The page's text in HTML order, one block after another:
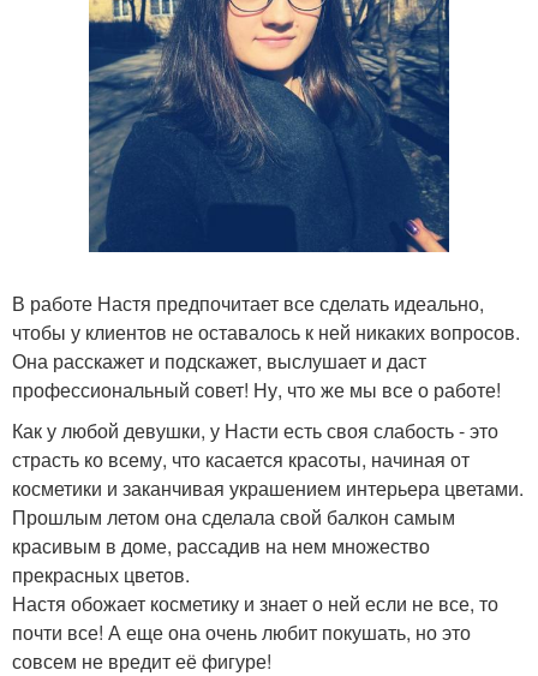
В работе Настя предпочитает все сделать идеально,
чтобы у клиентов не оставалось к ней никаких вопросов.
Она расскажет и подскажет, выслушает и даст
профессиональный совет! Ну, что же мы все о работе!
Как у любой девушки, у Насти есть своя слабость - это
страсть ко всему, что касается красоты, начиная от
косметики и заканчивая украшением интерьера цветами.
Прошлым летом она сделала свой балкон самым
красивым в доме, рассадив на нем множество
прекрасных цветов.
Настя обожает косметику и знает о ней если не все, то
почти все! А еще она очень любит покушать, но это
совсем не вредит её фигуре!